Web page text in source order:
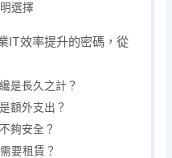
選擇
IT效率提升的密碼，從
是長久之計？
額外支出？
夠安全？
要租賃？